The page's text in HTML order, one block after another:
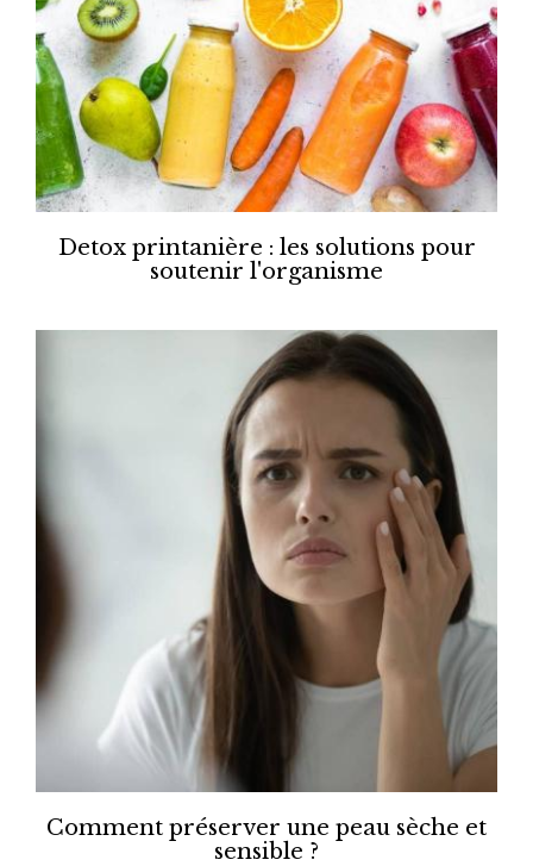
Detox printanière : les solutions pour
soutenir l'organisme
Comment préserver une peau sèche et
sensible ?